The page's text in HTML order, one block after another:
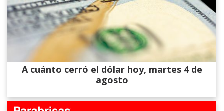
A cuánto cerró el dólar hoy, martes 4 de
agosto